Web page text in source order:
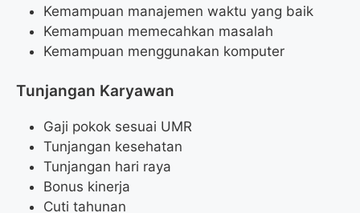
Kemampuan manajemen waktu yang baik
Kemampuan memecahkan masalah
Kemampuan menggunakan komputer
Tunjangan Karyawan
Gaji pokok sesuai UMR
Tunjangan kesehatan
Tunjangan hari raya
Bonus kinerja
Cuti tahunan